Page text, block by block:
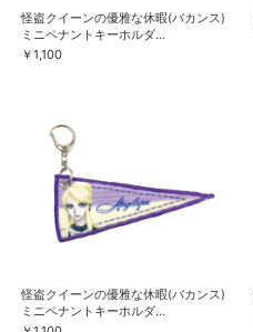
怪盗クイーンの優雅な休暇(バカンス)
ミニペナントキーホルダ...
￥1,100
怪盗クイーンの優雅な休暇(バカンス)
ミニペナントキーホルダ...